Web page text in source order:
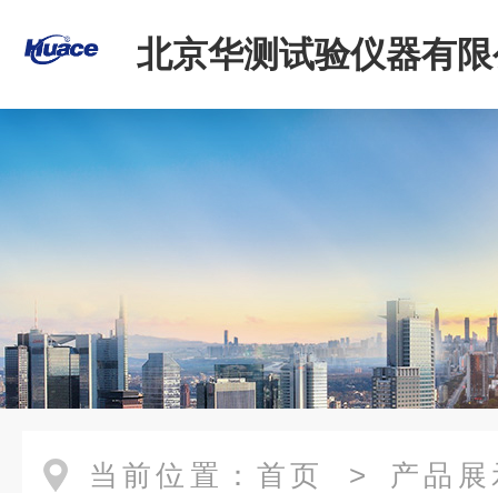
北京华测试验仪器有
当前位置： 首页 > 产品展